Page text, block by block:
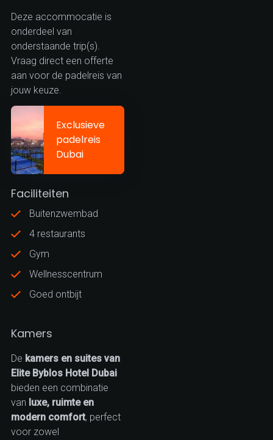
Deze accommocatie is
onderdeel van
onderstaande trip(s).
Vraag direct een offerte
aan voor de padelreis van
jouw keuze.
Exclusieve
padelreis
Dubai
Faciliteiten
Buitenzwembad
4 restaurants
Gym
Wellnesscentrum
Goed ontbijt
Kamers
De kamers en suites van
Elite Byblos Hotel Dubai
bieden een combinatie
van luxe, ruimte en
modern comfort, perfect
voor zowel